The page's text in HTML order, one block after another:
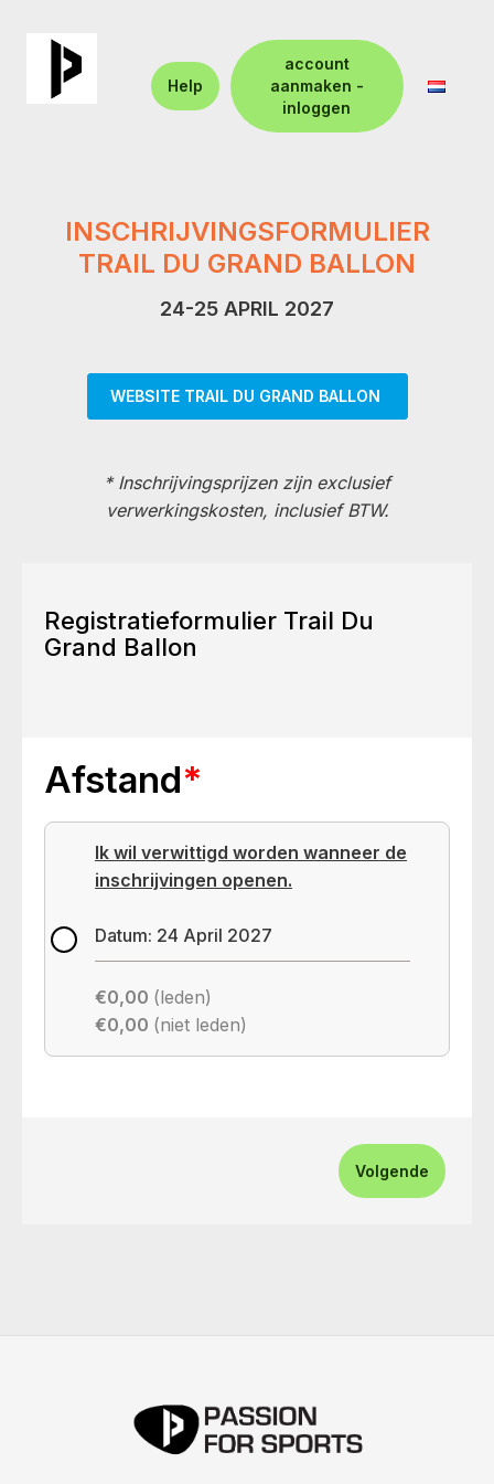
Help
account
aanmaken -
inloggen
INSCHRIJVINGSFORMULIER
TRAIL DU GRAND BALLON
24-25 APRIL 2027
WEBSITE TRAIL DU GRAND BALLON
* Inschrijvingsprijzen zijn exclusief
verwerkingskosten, inclusief BTW.
Registratieformulier Trail Du
Grand Ballon
Afstand*
Ik wil verwittigd worden wanneer de
inschrijvingen openen.
Datum: 24 April 2027
€0,00 (leden)
€0,00 (niet leden)
Volgende